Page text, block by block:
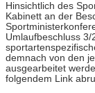
Hinsichtlich des
Kabinett an der
Umlaufbeschluss
demnach von den
ausgearbeitet
folgendem Link